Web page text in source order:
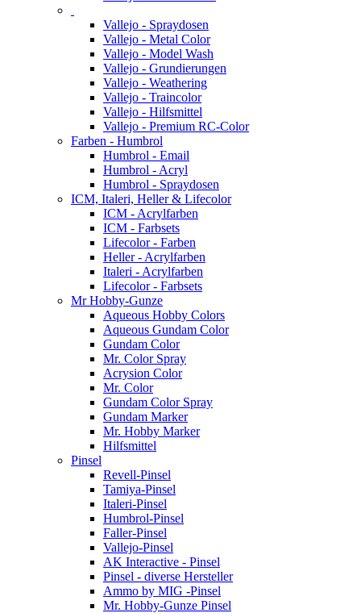
Vallejo - Spraydosen
Vallejo - Metal Color
Vallejo - Model Wash
Vallejo - Grundierungen
Vallejo - Weathering
Vallejo - Traincolor
Vallejo - Hilfsmittel
Vallejo - Premium RC-Color
Farben - Humbrol
Humbrol - Email
Humbrol - Acryl
Humbrol - Spraydosen
ICM, Italeri, Heller & Lifecolor
ICM - Acrylfarben
ICM - Farbsets
Lifecolor - Farben
Heller - Acrylfarben
Italeri - Acrylfarben
Lifecolor - Farbsets
Mr Hobby-Gunze
Aqueous Hobby Colors
Aqueous Gundam Color
Gundam Color
Mr. Color Spray
Acrysion Color
Mr. Color
Gundam Color Spray
Gundam Marker
Mr. Hobby Marker
Hilfsmittel
Pinsel
Revell-Pinsel
Tamiya-Pinsel
Italeri-Pinsel
Humbrol-Pinsel
Faller-Pinsel
Vallejo-Pinsel
AK Interactive - Pinsel
Pinsel - diverse Hersteller
Ammo by MIG -Pinsel
Mr. Hobby-Gunze Pinsel